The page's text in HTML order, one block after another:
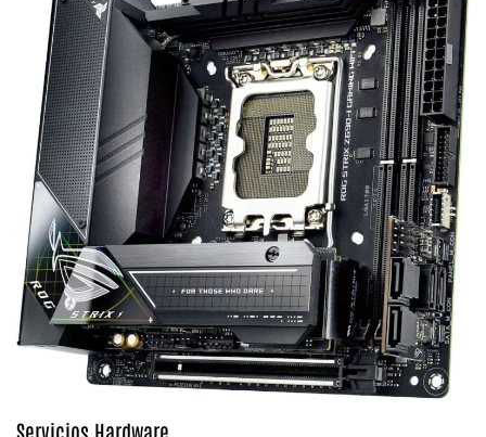
Servicios Hardware